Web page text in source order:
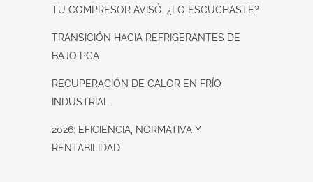
TU COMPRESOR AVISÓ. ¿LO ESCUCHASTE?
TRANSICIÓN HACIA REFRIGERANTES DE
BAJO PCA
RECUPERACIÓN DE CALOR EN FRÍO
INDUSTRIAL
2026: EFICIENCIA, NORMATIVA Y
RENTABILIDAD